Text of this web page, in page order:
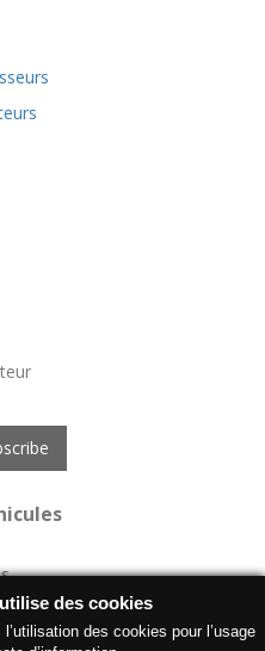
des cookies
des cookies pour l’usage